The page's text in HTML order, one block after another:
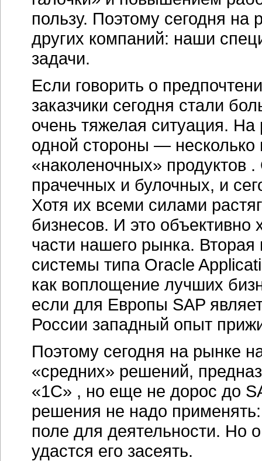
пользу. Поэтому сегодня
других компаний: наши
задачи.
Если говорить о
заказчики сегодня стали
очень тяжелая ситуация.
одной стороны — несколько
«наколеночных» продуктов
прачечных и булочных, и
Хотя их всеми силами
бизнесов. И это
части нашего рынка.
системы типа Oracle
как воплощение лучших
если для Европы SAP
России западный опыт
Поэтому сегодня на рынке
«средних» решений,
«1С» , но еще не дорос до
решения не надо применять:
поле для деятельности. Но
удастся его засеять.